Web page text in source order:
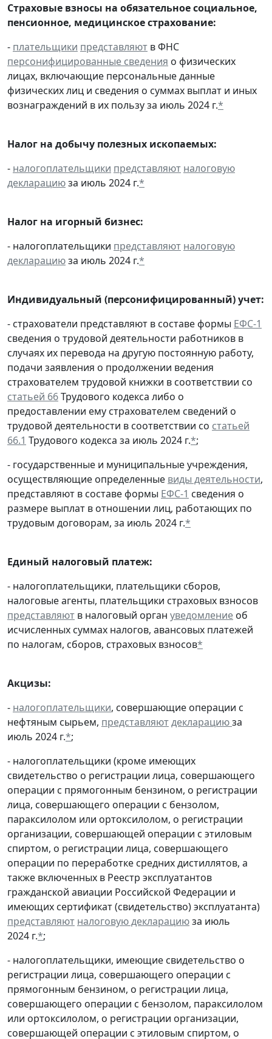
Страховые взносы на обязательное социальное,
пенсионное, медицинское страхование:
- плательщики представляют в ФНС
персонифицированные сведения о физических
лицах, включающие персональные данные
физических лиц и сведения о суммах выплат и иных
вознаграждений в их пользу за июль 2024 г.*
Налог на добычу полезных ископаемых:
- налогоплательщики представляют налоговую
декларациюза июль 2024 г.*
Налог на игорный бизнес:
- налогоплательщики представляют налоговую
декларациюза июль 2024 г.*
Индивидуальный (персонифицированный) учет:
- страхователи представляют в составе формы ЕФС-1
сведения о трудовой деятельности работников в
случаях их перевода на другую постоянную работу,
подачи заявления о продолжении ведения
страхователем трудовой книжки в соответствии со
статьей 66Трудового кодекса либо о
предоставлении ему страхователем сведений о
трудовой деятельности в соответствии со статьей
66.1 Трудового кодекса за июль 2024 г.*;
- государственные и муниципальные учреждения,
осуществляющие определенные виды деятельности,
представляют в составе формы ЕФС-1 сведения о
размере выплат в отношении лиц, работающих по
трудовым договорам, за июль 2024 г.*
Единый налоговый платеж:
- налогоплательщики, плательщики сборов,
налоговые агенты, плательщики страховых взносов
представляют в налоговый орган уведомление об
исчисленных суммах налогов, авансовых платежей
по налогам, сборов, страховых взносов*
Акцизы:
- налогоплательщики, совершающие операции с
нефтяным сырьем, представляютдекларациюза
июль 2024 г.*;
- налогоплательщики (кроме имеющих
свидетельство о регистрации лица, совершающего
операции с прямогонным бензином, о регистрации
лица, совершающего операции с бензолом,
параксилолом или ортоксилолом, о регистрации
организации, совершающей операции с этиловым
спиртом, о регистрации лица, совершающего
операции по переработке средних дистиллятов, а
также включенных в Реестр эксплуатантов
гражданской авиации Российской Федерации и
имеющих сертификат (свидетельство) эксплуатанта)
представляют налоговую декларациюза июль
2024 г.*;
- налогоплательщики, имеющие свидетельство о
регистрации лица, совершающего операции с
прямогонным бензином, о регистрации лица,
совершающего операции с бензолом, параксилолом
или ортоксилолом, о регистрации организации,
совершающей операции с этиловым спиртом, о